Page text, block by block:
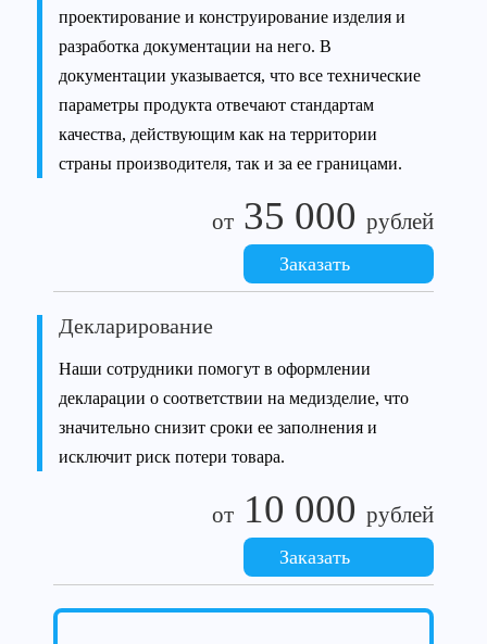
проектирование и конструирование изделия и
разработка документации на него. В
документации указывается, что все технические
параметры продукта отвечают стандартам
качества, действующим как на территории
страны производителя, так и за ее границами.
от 35 000 рублей
Заказать
Декларирование
Наши сотрудники помогут в оформлении
декларации о соответствии на медизделие, что
значительно снизит сроки ее заполнения и
исключит риск потери товара.
от 10 000 рублей
Заказать